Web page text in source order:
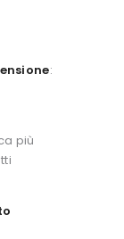
:
più